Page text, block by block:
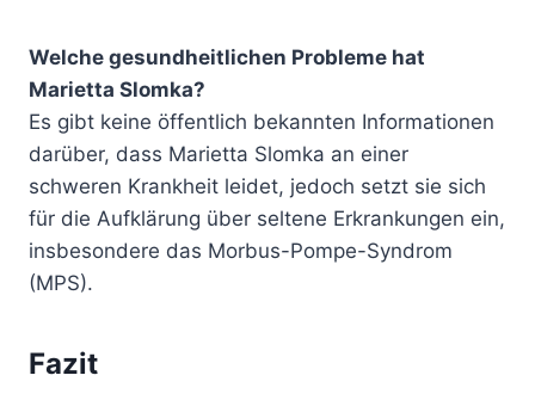
Welche gesundheitlichen Probleme hat
Marietta Slomka?
Es gibt keine öffentlich bekannten Informationen
darüber, dass Marietta Slomka an einer
schweren Krankheit leidet, jedoch setzt sie sich
für die Aufklärung über seltene Erkrankungen ein,
insbesondere das Morbus-Pompe-Syndrom
(MPS).
Fazit